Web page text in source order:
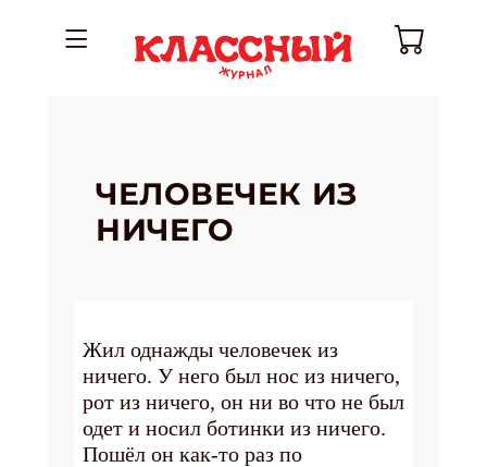
ЧЕЛОВЕЧЕК ИЗ
НИЧЕГО
Жил однажды человечек из
ничего. У него был нос из ничего,
рот из ничего, он ни во что не был
одет и носил ботинки из ничего.
Пошёл он как-то раз по